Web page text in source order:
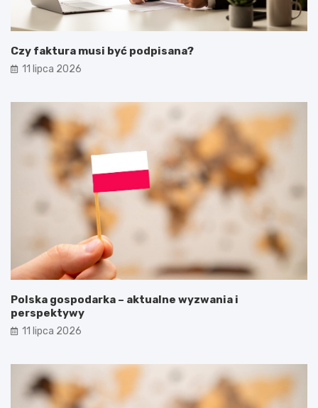
Czy faktura musi być podpisana?
11 lipca 2026
Polska gospodarka – aktualne wyzwania i
perspektywy
11 lipca 2026